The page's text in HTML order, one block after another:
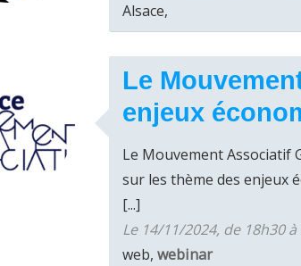
Alsace,
Le
enjeux
Le Mouvement Associatif
sur les thème des enjeux
[...]
Le 14/11/2024, de 18h30
web,webinar